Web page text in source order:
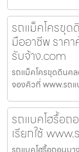
รถแม็คโครขุด
มืออาชีพ ราค
รับจ้าง.com
รถแม็คโครขุดดินค
จองคิวที่ www.รถแ
รถแบคโฮรื้อถ
เรียกใช้
รถแบคโฮรื้อถอนบา